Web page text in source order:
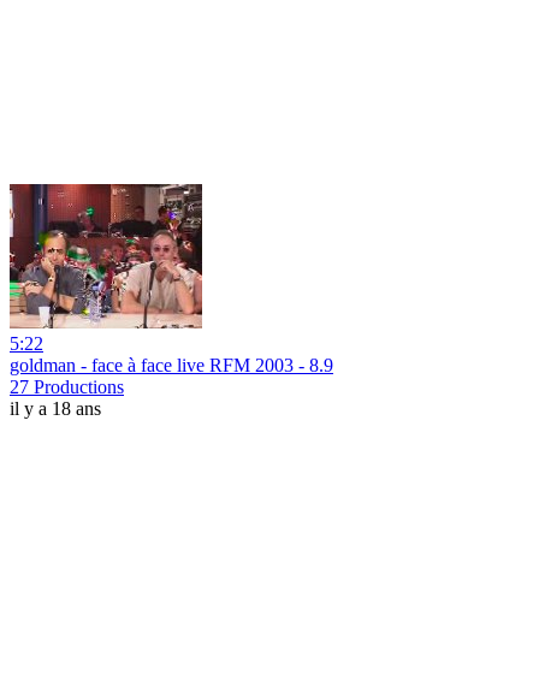
5:22
goldman - face à face live RFM 2003 - 8.9
27 Productions
il y a 18 ans